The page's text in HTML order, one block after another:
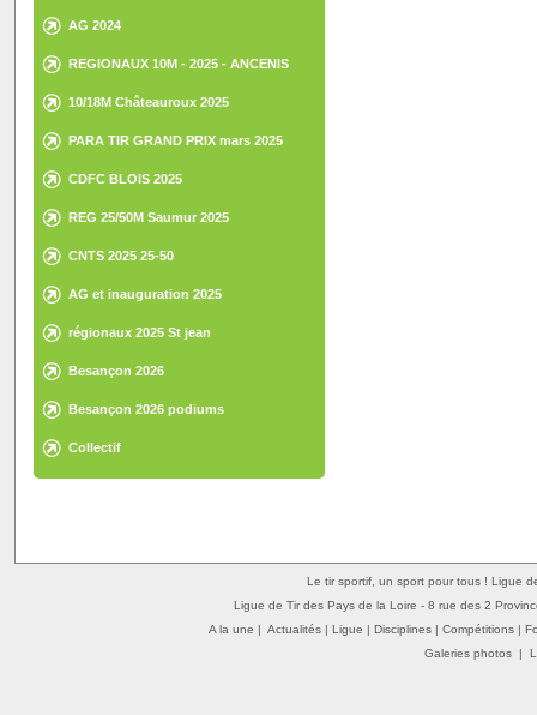
AG 2024
REGIONAUX 10M - 2025 - ANCENIS
10/18M Châteauroux 2025
PARA TIR GRAND PRIX mars 2025
CDFC BLOIS 2025
REG 25/50M Saumur 2025
CNTS 2025 25-50
AG et inauguration 2025
régionaux 2025 St jean
Besançon 2026
Besançon 2026 podiums
Collectif
Le tir sportif, un sport pour tous ! Ligue
Ligue de Tir des Pays de la Loire - 8 rue des 2
A la une | Actualités | Ligue | Disciplines | Compétitions |
Galeries photos|